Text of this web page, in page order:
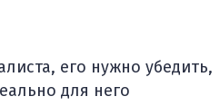
его нужно убедить,
для него